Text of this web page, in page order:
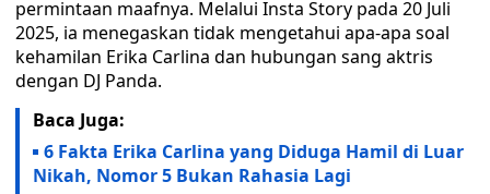
permintaan maafnya. Melalui Insta Story pada 20 Juli
2025, ia menegaskan tidak mengetahui apa-apa soal
kehamilan Erika Carlina dan hubungan sang aktris
dengan DJ Panda.
Baca Juga:
6 Fakta Erika Carlina yang Diduga Hamil di Luar
Nikah, Nomor 5 Bukan Rahasia Lagi